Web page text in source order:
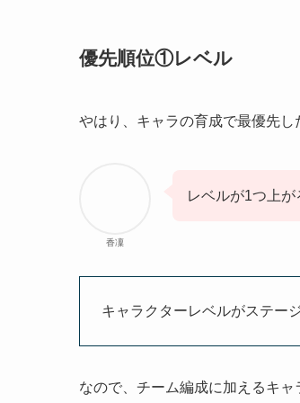
優先順位①レベル
やはり、キャラの育成で最優先し
香凜
レベルが1つ上が
キャラクターレベルがステー
なので、チーム編成に加えるキ